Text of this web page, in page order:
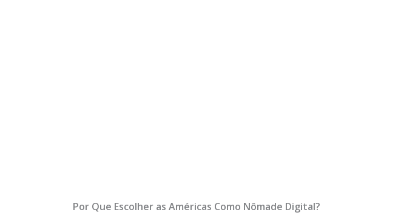
Por Que Escolher as Américas Como Nômade Digital?